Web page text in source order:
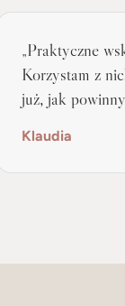
„Praktyczne
Korzystam z
już, jak
Klaudia